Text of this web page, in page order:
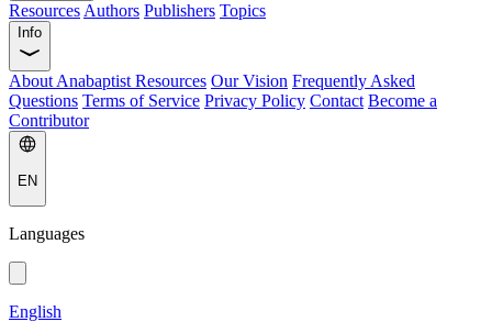
Resources Authors Publishers Topics
Info
About Anabaptist Resources Our Vision Frequently Asked
Questions Terms of Service Privacy Policy Contact Become a
Contributor
EN
Languages
English